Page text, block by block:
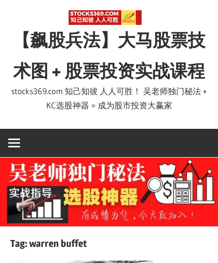
【飙股兵法】大马股票技
术图 + 股票投资实战课程
stocks369.com 知己知彼 人人可胜！ 吴老师独门秘法 +
KC选股神器 = 成为股市投资大赢家
Tag:warren buffet